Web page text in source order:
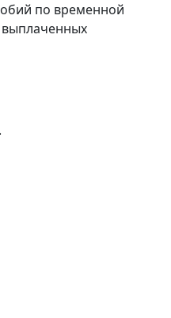
по временной
выплаченных